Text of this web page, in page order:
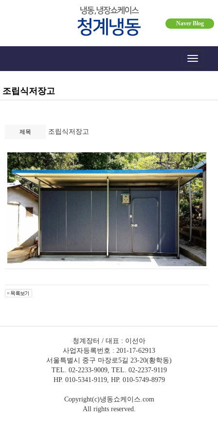
Naver Blog
Toggle
조립식저장고
제목 조립식저장고
청계장터 / 대표 : 이선아
사업자등록번호 : 201-17-62913
서울특별시 중구 마장로5길 23-20(황학동)
TEL. 02-2233-9009, TEL. 02-2237-9119
HP. 010-5341-9119, HP. 010-5749-8979
Copyright(c)냉동쇼케이스.com
All rights reserved.